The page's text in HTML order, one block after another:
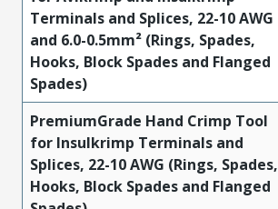
Terminals and Splices, 22-10 AWG
and 6.0-0.5mm² (Rings, Spades,
Hooks, Block Spades and Flanged
Spades)
PremiumGrade Hand Crimp Tool
for Insulkrimp Terminals and
Splices, 22-10 AWG (Rings, Spades,
Hooks, Block Spades and Flanged